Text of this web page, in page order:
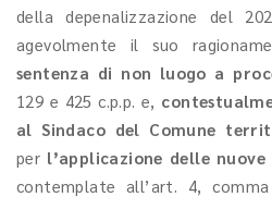
della depenalizzazione del
agevolmente il suo
sentenza di non luogo a
129 e 425 c.p.p. e,
al Sindaco del Comune
per l’applicazione delle
contemplate all’art. 4,